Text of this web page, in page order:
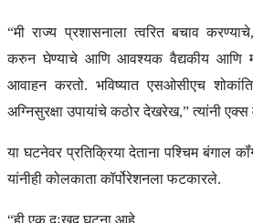
“मी राज्य प्रशासनाला त्वरित बचाव
करुन घेण्याचे आणि आवश्यक वैद्यकीय आणि
आवाहन करतो. भविष्यात एसओसीएच
अग्निसुरक्षा उपायांचे कठोर देखरेख,” त्यांनी
या घटनेवर प्रतिक्रिया देताना पश्चिम बंगाल
यांनीही कोलकाता कॉर्पोरेशनला फटकारले.
“ही एक दुःखद घटना आहे.